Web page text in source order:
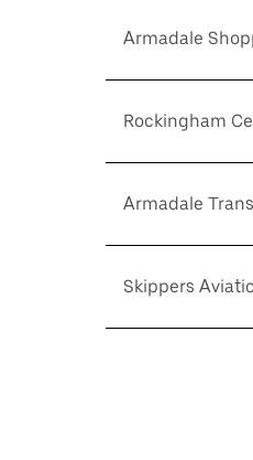
Armadale
Rockingham
Armadale
Skippers